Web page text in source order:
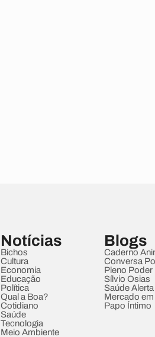
Notícias
Bichos
Cultura
Economia
Educação
Política
Qual a Boa?
Cotidiano
Saúde
Tecnologia
Meio Ambiente
Blogs
Caderno
Conversa
Pleno Poder
Sílvio Osias
Saúde Alerta
Mercado
Papo Íntimo